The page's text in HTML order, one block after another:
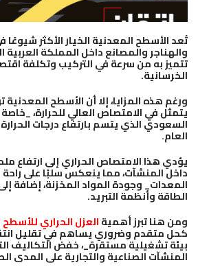
تُعد الأسطح المعدنية الخيار الأكثر
والهناجر والمصانع داخل المملكة
تتميز به من سرعة في التركيب وتكلفة
الخرسانية.
ورغم هذه المزايا، إلا أن الأسطح المعدنية
يتمثل في الامتصاص العالي للحرارة،
السعودي الذي يتسم بارتفاع درجات
العام.
يؤدي هذا الامتصاص الحراري إلى ارتفاع
داخل المنشآت، مما ينعكس سلبًا على راحة
المعدات_ وجودة المواد المخزنة، إضافة
الطاقة وأنظمة التبريد.
ومن هنا تبرز أهميةالعزل الحراري
كحل متقدم وضروري يساهم في تقليل
بيئة تشغيلية مستقرة_، خفض التكاليف
المنشآت الصناعية والتجارية على المدى